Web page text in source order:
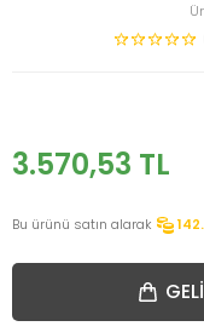
3.570,53 TL
Bu ürünü satın alarak